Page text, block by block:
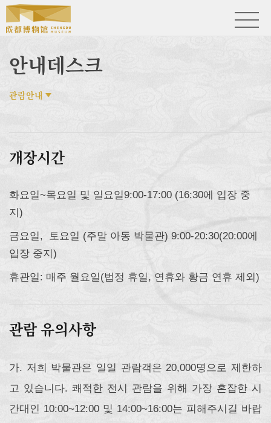
안내데스크
관람안내
개장시간
화요일~목요일 및 일요일9:00-17:00 (16:30에 입장 중
지)
금요일, 토요일 (주말 아동 박물관) 9:00-20:30(20:00에
입장 중지)
휴관일: 매주 월요일(법정 휴일, 연휴와 황금 연휴 제외)
관람 유의사항
가. 저희 박물관은 일일 관람객은 20,000명으로 제한하
고 있습니다. 쾌적한 전시 관람을 위해 가장 혼잡한 시
간대인 10:00~12:00 및 14:00~16:00는 피해주시길 바랍